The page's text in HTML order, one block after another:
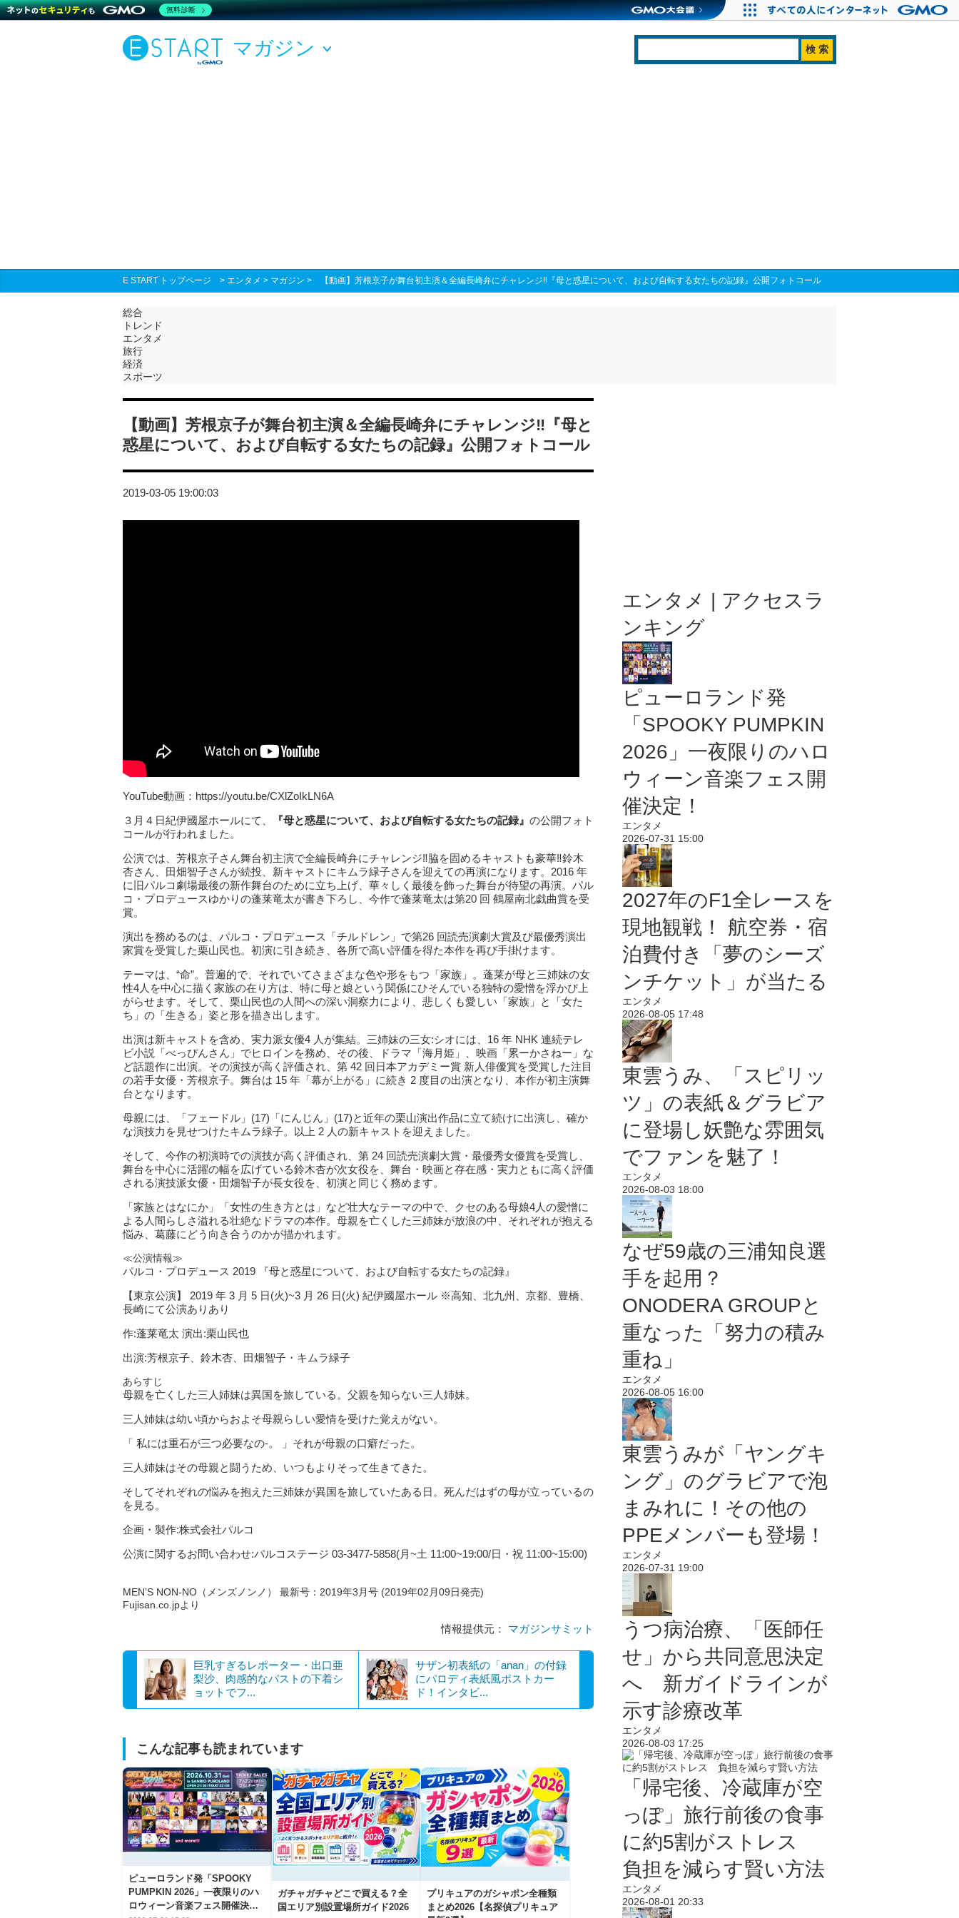
マガジン
E START トップページ > エンタメ > マガジン > 【動画】芳根京子が舞台初主演＆全編長崎弁にチャレンジ‼『母と惑星について、および自転する女たちの記録』公開フォトコール
総合
トレンド
エンタメ
旅行
経済
スポーツ
【動画】芳根京子が舞台初主演＆全編長崎弁にチャレンジ‼『母と
惑星について、および自転する女たちの記録』公開フォトコール
2019-03-05 19:00:03
YouTube動画：https://youtu.be/CXlZoIkLN6A
３月４日紀伊國屋ホールにて、
『母と惑星について、および自転する女たちの記録』 の公開フォト
コールが行われました。
公演では、芳根京子さん舞台初主演で全編長崎弁にチャレンジ‼脇を固めるキャストも豪華‼鈴木
杏さん、田畑智子さんが続投、新キャストにキムラ緑子さんを迎えての再演になります。2016 年
に旧パルコ劇場最後の新作舞台のために立ち上げ、華々しく最後を飾った舞台が待望の再演。パル
コ・プロデュースゆかりの蓬莱竜太が書き下ろし、今作で蓬莱竜太は第20 回 鶴屋南北戯曲賞を受
賞。
演出を務めるのは、パルコ・プロデュース「チルドレン」で第26 回読売演劇大賞及び最優秀演出
家賞を受賞した栗山民也。初演に引き続き、各所で高い評価を得た本作を再び手掛けます。
テーマは、“命”。普遍的で、それでいてさまざまな色や形をもつ「家族」。蓬莱が母と三姉妹の女
性4人を中心に描く家族の在り方は、特に母と娘という関係にひそんでいる独特の愛憎を浮かび上
がらせます。そして、栗山民也の人間への深い洞察力により、悲しくも愛しい「家族」と「女た
ち」の「生きる」姿と形を描き出します。
出演は新キャストを含め、実力派女優4 人が集結。三姉妹の三女:シオには、16 年 NHK 連続テレ
ビ小説「べっぴんさん」でヒロインを務め、その後、ドラマ「海月姫」、映画「累ーかさねー」な
ど話題作に出演。その演技が高く評価され、第 42 回日本アカデミー賞 新人俳優賞を受賞した注目
の若手女優・芳根京子。舞台は 15 年「幕が上がる」に続き 2 度目の出演となり、本作が初主演舞
台となります。
母親には、「フェードル」(17)「にんじん」(17)と近年の栗山演出作品に立て続けに出演し、確か
な演技力を見せつけたキムラ緑子。以上 2 人の新キャストを迎えました。
そして、今作の初演時での演技が高く評価され、第 24 回読売演劇大賞・最優秀女優賞を受賞し、
舞台を中心に活躍の幅を広げている鈴木杏が次女役を、舞台・映画と存在感・実力ともに高く評価
される演技派女優・田畑智子が長女役を、初演と同じく務めます。
「家族とはなにか」「女性の生き方とは」など壮大なテーマの中で、クセのある母娘4人の愛憎に
よる人間らしさ溢れる壮絶なドラマの本作。母親を亡くした三姉妹が放浪の中、それぞれが抱える
悩み、葛藤にどう向き合うのかが描かれます。
≪公演情報≫
パルコ・プロデュース 2019 『母と惑星について、および自転する女たちの記録』
【東京公演】 2019 年 3 月 5 日(火)~3 月 26 日(火) 紀伊國屋ホール ※高知、北九州、京都、豊橋、
長崎にて公演ありあり
作:蓬莱竜太 演出:栗山民也
出演:芳根京子、鈴木杏、田畑智子・キムラ緑子
あらすじ
母親を亡くした三人姉妹は異国を旅している。父親を知らない三人姉妹。
三人姉妹は幼い頃からおよそ母親らしい愛情を受けた覚えがない。
「 私には重石が三つ必要なの-。 」それが母親の口癖だった。
三人姉妹はその母親と闘うため、いつもよりそって生きてきた。
そしてそれぞれの悩みを抱えた三姉妹が異国を旅していたある日。死んだはずの母が立っているの
を見る。
企画・製作:株式会社パルコ
公演に関するお問い合わせ:パルコステージ 03-3477-5858(月~土 11:00~19:00/日・祝 11:00~15:00)
MEN’S NON-NO（メンズノンノ） 最新号：2019年3月号 (2019年02月09日発売)
Fujisan.co.jpより
情報提供元： マガジンサミット
巨乳すぎるレポーター・出口亜
梨沙、肉感的なバストの下着シ
ョットでフ...
サザン初表紙の「anan」の付録
にパロディ表紙風ポストカー
ド！インタビ...
こんな記事も読まれています
ピューロランド発「SPOOKY
PUMPKIN 2026」一夜限りのハ
ロウィーン音楽フェス開催決
ガチャガチャどこで買える？全
国エリア別設置場所ガイド2026
プリキュアのガシャポン全種類
まとめ2026【名探偵プリキュア
エンタメ | アクセスラ
ンキング
ピューロランド発
「SPOOKY PUMPKIN
2026」一夜限りのハロ
ウィーン音楽フェス開
催決定！
エンタメ
2026-07-31 15:00
2027年のF1全レースを
現地観戦！ 航空券・宿
泊費付き「夢のシーズ
ンチケット」が当たる
エンタメ
2026-08-05 17:48
東雲うみ、「スピリッ
ツ」の表紙＆グラビア
に登場し妖艶な雰囲気
でファンを魅了！
エンタメ
2026-08-03 18:00
なぜ59歳の三浦知良選
手を起用？
ONODERA GROUPと
重なった「努力の積み
重ね」
エンタメ
2026-08-05 16:00
東雲うみが「ヤングキ
ング」のグラビアで泡
まみれに！その他の
PPEメンバーも登場！
エンタメ
2026-07-31 19:00
うつ病治療、「医師任
せ」から共同意思決定
へ 新ガイドラインが
示す診療改革
エンタメ
2026-08-03 17:25
「帰宅後、冷蔵庫が空
っぽ」旅行前後の食事
に約5割がストレス
負担を減らす賢い方法
エンタメ
2026-08-01 20:33
無料診断